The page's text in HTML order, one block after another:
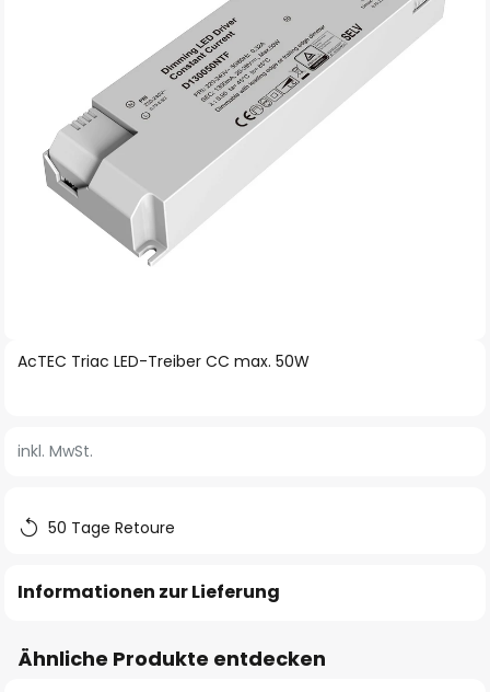
Zum
springen
AcTEC Triac LED-Treiber CC max. 50W
inkl. MwSt.
50 Tage Retoure
Informationen zur Lieferung
Ähnliche Produkte entdecken